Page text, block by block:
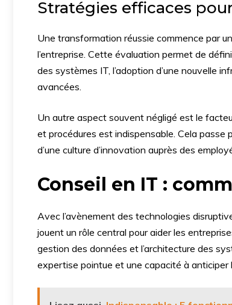
Stratégies efficaces
Une transformation réussie commence par
l’entreprise. Cette évaluation permet de
des systèmes IT, l’adoption d’une nouvelle
avancées.
Un autre aspect souvent négligé est le
et procédures est indispensable. Cela passe
d’une culture d’innovation auprès des
Conseil en IT :
Avec l’avènement des technologies
jouent un rôle central pour aider les
gestion des données et l’architecture des
expertise pointue et une capacité à